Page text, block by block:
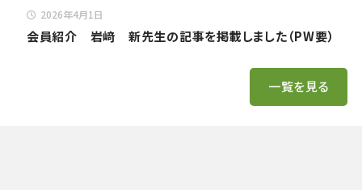
2026年4月1日
会員紹介 岩﨑 新先生の記事を掲載しました（PW要）
一覧を見る